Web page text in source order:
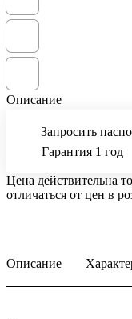
Описание
Запросить
Гарантия 1 год
Цена действительна
отличаться от цен в
Описание